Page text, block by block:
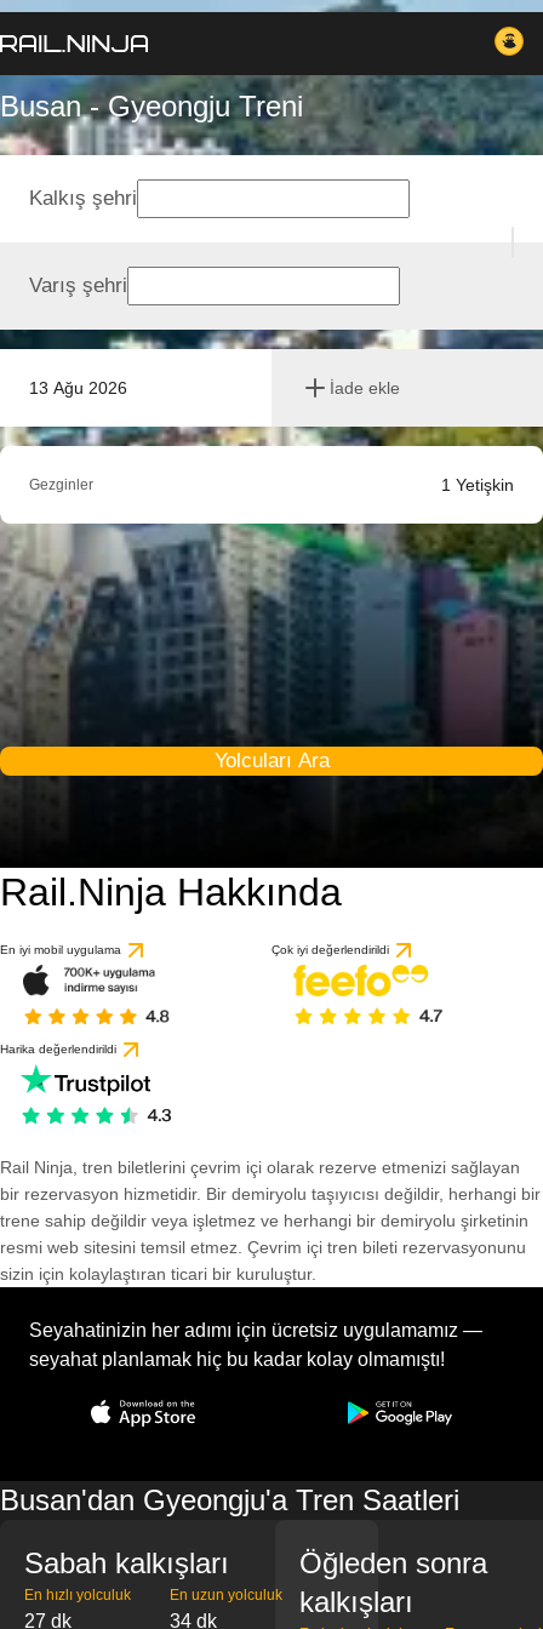
Busan - Gyeongju Treni
13 Ağu 2026 İade ekle
Kalkış şehri
Varış şehri
Gezginler 1 Yetişkin
Yolcuları Ara
Rail.Ninja Hakkında
En iyi mobil uygulama Çok iyi değerlendirildi
Harika değerlendirildi
Rail Ninja, tren biletlerini çevrim içi olarak rezerve etmenizi sağlayan
bir rezervasyon hizmetidir. Bir demiryolu taşıyıcısı değildir, herhangi bir
trene sahip değildir veya işletmez ve herhangi bir demiryolu şirketinin
resmi web sitesini temsil etmez. Çevrim içi tren bileti rezervasyonunu
sizin için kolaylaştıran ticari bir kuruluştur.
Seyahatinizin her adımı için ücretsiz uygulamamız —
seyahat planlamak hiç bu kadar kolay olmamıştı!
Busan'dan Gyeongju'a Tren Saatleri
Sabah kalkışları
En hızlı yolculuk
27 dk
En uzun yolculuk
34 dk
Öğleden sonra
kalkışları
1 değerlendirmeye